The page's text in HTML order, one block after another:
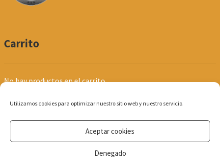
Utilizamos cookies para optimizar nuestro sitio web y nuestro servicio.
Aceptar cookies
Denegado
Carrito
No hay productos en el carrito.
© Produpel | Productos de Peluquería y Estética 2026